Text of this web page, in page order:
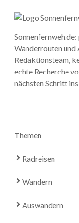
Wanderrouten und
Redaktionsteam,
echte Recherche
nächsten Schritt
Themen
Radreisen
Wandern
Auswandern